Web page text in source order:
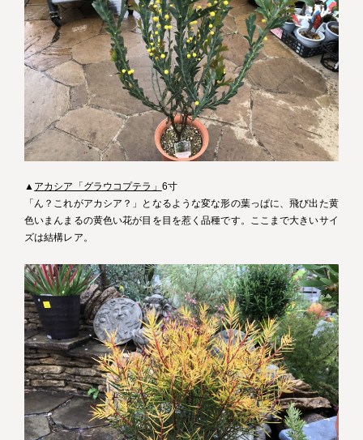
▲ アカシア「グラウコプテラ」 6寸
「ん？これがアカシア？」となるような変な形の葉っぱに、飛び出た黄
色いまんまるの黄色い花が目を目を惹く品種です。ここまで大きいサイ
ズは結構レア。